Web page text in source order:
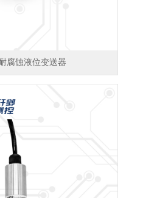
腐蚀液位变送器